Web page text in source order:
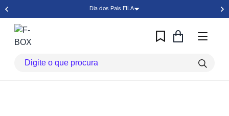
Dia dos Pais FILA